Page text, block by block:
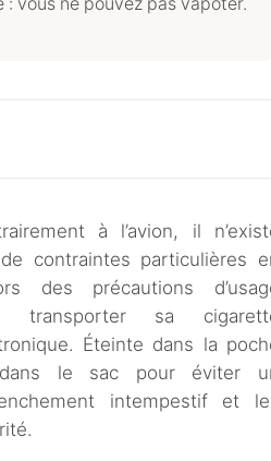
à l’avion, il
contraintes particulières
des précautions
transporter sa
Éteinte dans la
le sac pour éviter
intempestif et